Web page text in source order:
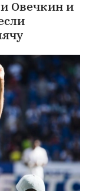
Овечкин и